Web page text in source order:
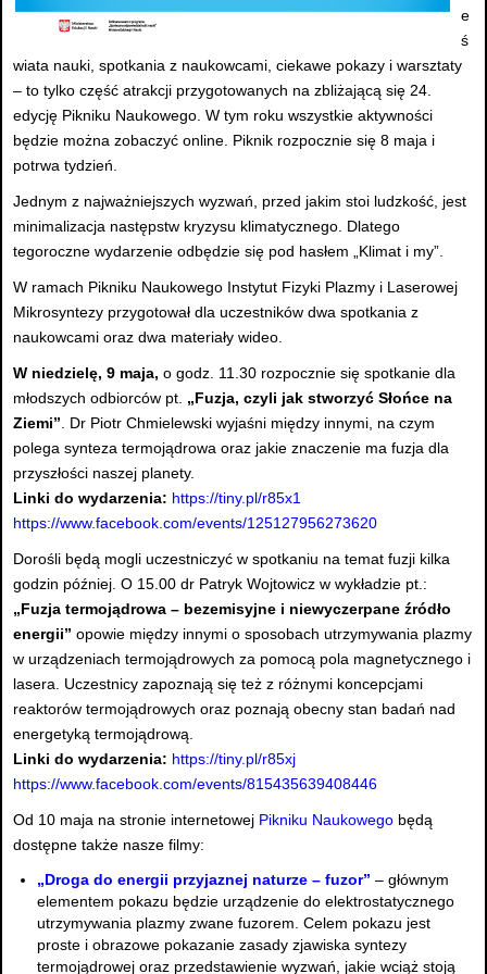
e
ś
wiata nauki, spotkania z naukowcami, ciekawe pokazy i warsztaty
– to tylko część atrakcji przygotowanych na zbliżającą się 24.
edycję Pikniku Naukowego. W tym roku wszystkie aktywności
będzie można zobaczyć online. Piknik rozpocznie się 8 maja i
potrwa tydzień.
Jednym z najważniejszych wyzwań, przed jakim stoi ludzkość, jest
minimalizacja następstw kryzysu klimatycznego. Dlatego
tegoroczne wydarzenie odbędzie się pod hasłem „Klimat i my”.
W ramach Pikniku Naukowego Instytut Fizyki Plazmy i Laserowej
Mikrosyntezy przygotował dla uczestników dwa spotkania z
naukowcami oraz dwa materiały wideo.
W niedzielę, 9 maja, o godz. 11.30 rozpocznie się spotkanie dla
młodszych odbiorców pt. „Fuzja, czyli jak stworzyć Słońce na
Ziemi” . Dr Piotr Chmielewski wyjaśni między innymi, na czym
polega synteza termojądrowa oraz jakie znaczenie ma fuzja dla
przyszłości naszej planety.
Linki do wydarzenia: https://tiny.pl/r85x1
https://www.facebook.com/events/125127956273620
Dorośli będą mogli uczestniczyć w spotkaniu na temat fuzji kilka
godzin później. O 15.00 dr Patryk Wojtowicz w wykładzie pt.:
„Fuzja termojądrowa – bezemisyjne i niewyczerpane źródło
energii” opowie między innymi o sposobach utrzymywania plazmy
w urządzeniach termojądrowych za pomocą pola magnetycznego i
lasera. Uczestnicy zapoznają się też z różnymi koncepcjami
reaktorów termojądrowych oraz poznają obecny stan badań nad
energetyką termojądrową.
Linki do wydarzenia: https://tiny.pl/r85xj
https://www.facebook.com/events/815435639408446
Od 10 maja na stronie internetowej Pikniku Naukowego będą
dostępne także nasze filmy:
„Droga do energii przyjaznej naturze – fuzor” – głównym
elementem pokazu będzie urządzenie do elektrostatycznego
utrzymywania plazmy zwane fuzorem. Celem pokazu jest
proste i obrazowe pokazanie zasady zjawiska syntezy
termojądrowej oraz przedstawienie wyzwań, jakie wciąż stoją